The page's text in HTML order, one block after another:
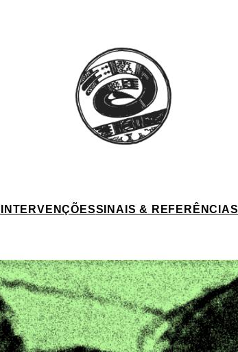
INTERVENÇÕESSINAIS & REFERÊNCIAS